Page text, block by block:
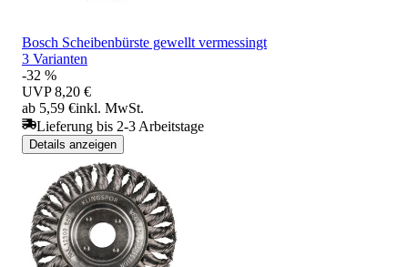
Bosch Scheibenbürste gewellt vermessingt
3 Varianten
-32 %
UVP 8,20 €
ab 5,59 €inkl. MwSt.
Lieferung bis 2-3 Arbeitstage
Details anzeigen